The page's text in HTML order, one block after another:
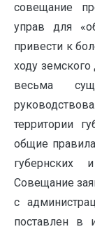
совещание
управ для
привести к
ходу
весьма
территории
общие
губернских
Совещание
с
поставлен в